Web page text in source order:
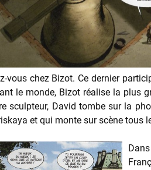
vous chez Bizot. Ce dernier
le monde, Bizot réalise la plus
sculpteur, David tombe sur la
et qui monte sur scène tous